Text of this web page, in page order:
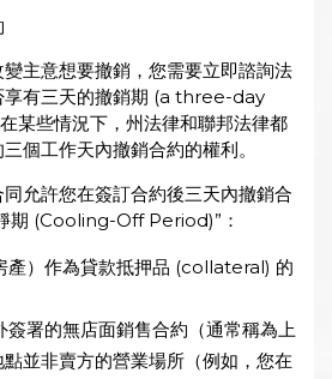
主意想要撤銷，您需要立即諮詢法
享有三天的撤銷期 (a three-day
某些情況下，州法律和聯邦法律都
個工作天內撤銷合約的權利。
允許您在簽訂合約後三天內撤銷合
期 (Cooling-Off Period)”：
產）作為貸款抵押品 (collateral) 的
簽署的無店面銷售合約（通常稱為上
並非賣方的營業場所（例如，您在